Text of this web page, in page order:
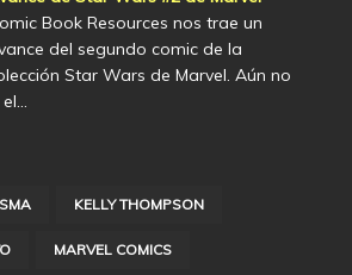
Book Resources nos trae un
del segundo comic de la
Star Wars de Marvel. Aún no
KELLY THOMPSON
MARVEL COMICS